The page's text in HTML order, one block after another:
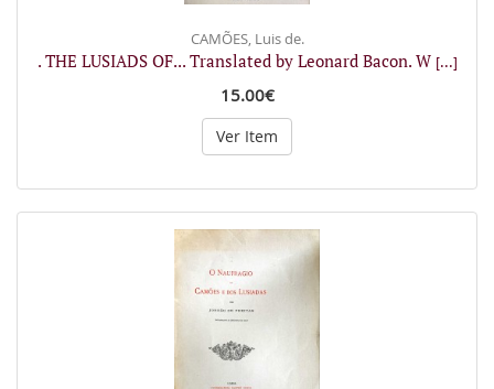
CAMÕES, Luis de.
. THE LUSIADS OF... Translated by Leonard Bacon. W [...]
15.00€
Ver Item